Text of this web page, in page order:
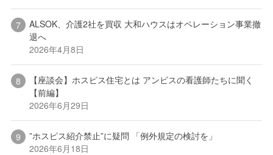
ALSOK、介護2社を買収 大和ハウスはオペレーション事業撤
退へ
2026年4月8日
【座談会】ホスピス住宅とは アンビスの看護師たちに聞く
【前編】
2026年6月29日
”ホスピス紹介禁止”に疑問 「例外規定の検討を」
2026年6月18日